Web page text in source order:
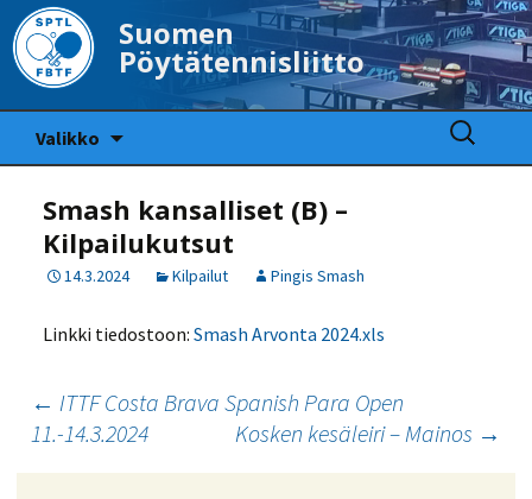
Suomen
Pöytätennisliitto
Valikko
Haku:
Smash kansalliset (B) –
Kilpailukutsut
14.3.2024 Kilpailut Pingis Smash
Linkki tiedostoon:Smash Arvonta 2024.xls
Artikkelien
selaus
← ITTF Costa Brava Spanish Para Open
11.-14.3.2024
Kosken kesäleiri – Mainos →